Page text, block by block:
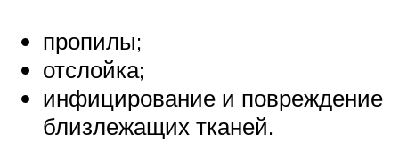
пропилы;
отслойка;
инфицирование и повреждение
близлежащих тканей.